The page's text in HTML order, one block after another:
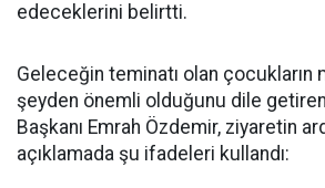
edeceklerini belirtti.
Geleceğin teminatı olan çocukların
şeyden önemli olduğunu dile
Başkanı Emrah Özdemir, ziyaretin
açıklamada şu ifadeleri kullandı: